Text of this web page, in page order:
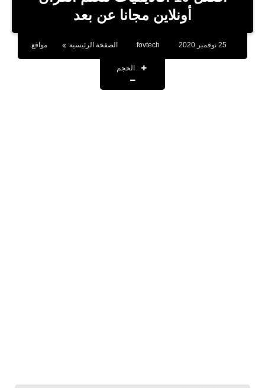
أونلاين مجانا عن بعد
25 نوفمبر 2020 fovtech الصفحة الرئيسية مواقع
الحجم